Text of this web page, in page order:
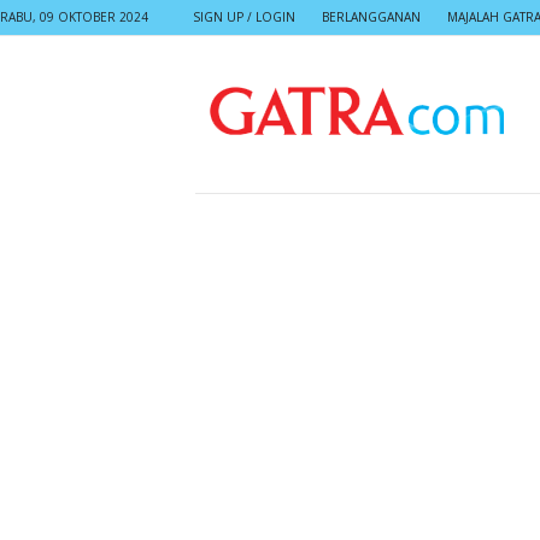
RABU, 09 OKTOBER 2024 SIGN UP / LOGIN BERLANGGANAN MAJALAH GATRA